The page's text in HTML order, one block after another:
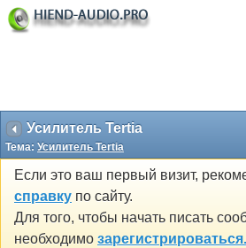
Усилитель Tertia
Тема: Усилитель Tertia
Если это ваш первый визит,
справку по сайту.
Для того, чтобы начать писать
необходимо зарегистрироваться.